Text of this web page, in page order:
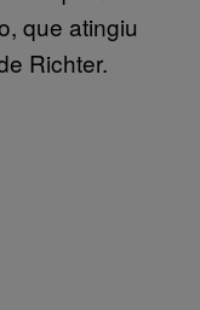
que atingiu
Richter.